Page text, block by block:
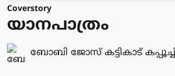
Coverstory
യാനപാത്രം
ബോബി ജോസ് കട്ടികാട്